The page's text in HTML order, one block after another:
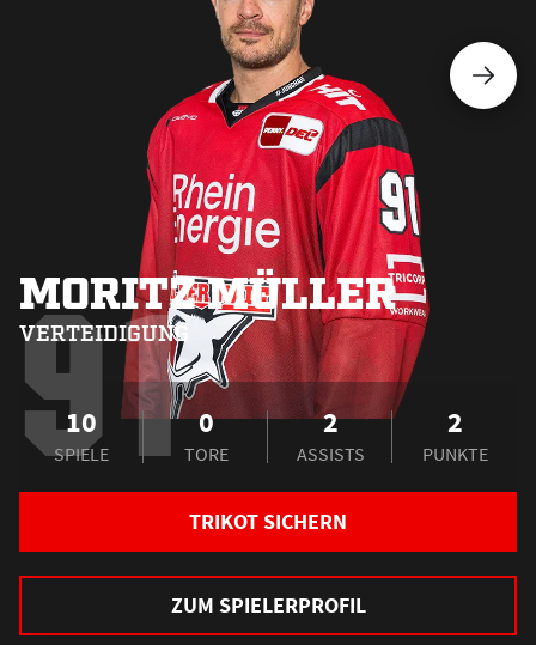
91
MORITZ MÜLLER
VERTEIDIGUNG
10
SPIELE
0
TORE
2
ASSISTS
2
PUNKTE
TRIKOT SICHERN
ZUM SPIELERPROFIL